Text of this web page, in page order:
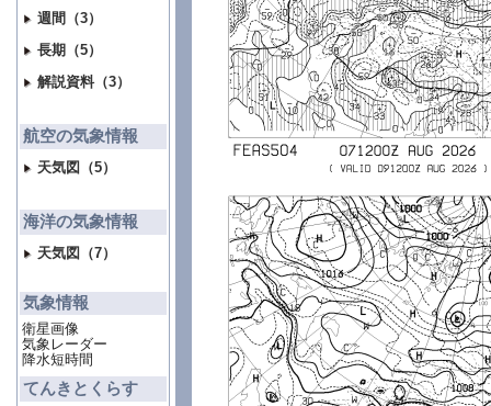
週間（3）
長期（5）
解説資料（3）
航空の気象情報
天気図（5）
海洋の気象情報
天気図（7）
気象情報
衛星画像
気象レーダー
降水短時間
てんきとくらす